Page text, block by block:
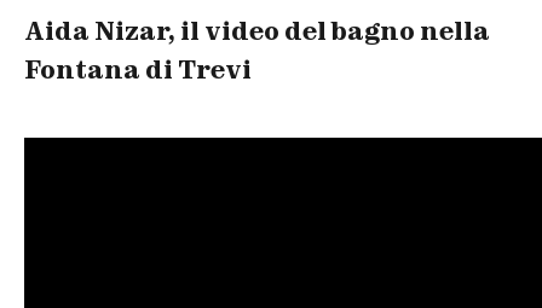
Aida Nizar, il video del bagno nella
Fontana di Trevi